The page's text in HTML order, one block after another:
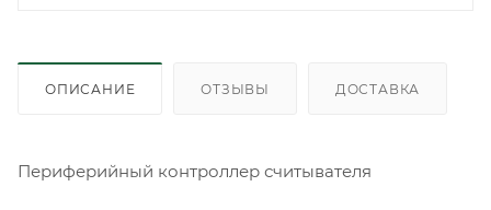
ОПИСАНИЕ ОТЗЫВЫ ДОСТАВКА
Периферийный контроллер считывателя